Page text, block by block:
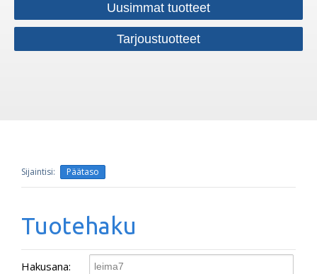
Uusimmat tuotteet
Tarjoustuotteet
Päätaso
Tuotehaku
Hakusana: